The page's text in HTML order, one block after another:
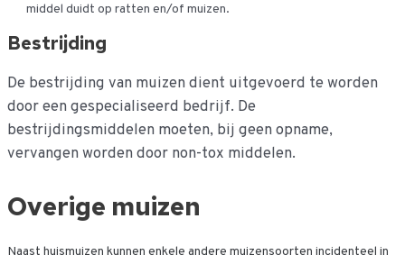
middel duidt op ratten en/of muizen.
Bestrijding
De bestrijding van muizen dient uitgevoerd te worden
door een gespecialiseerd bedrijf. De
bestrijdingsmiddelen moeten, bij geen opname,
vervangen worden door non-tox middelen.
Overige muizen
Naast huismuizen kunnen enkele andere muizensoorten incidenteel in